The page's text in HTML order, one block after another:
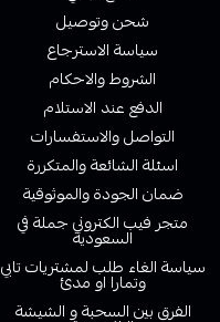
شحن وتوصيل
سياسة الاسترجاع
الشروط والاحكام
الدفع عند الاستلام
التواصل والاستفسارات
اسئلة الشائعة والمتكررة
ضمان الجودة والموثوقية
متجر فيب الكتروني جملة في
السعودية
سياسة الغاء طلب لمشتريات تابي
وتمارا او مدئ
الفرق بين السحبة و الشيشة